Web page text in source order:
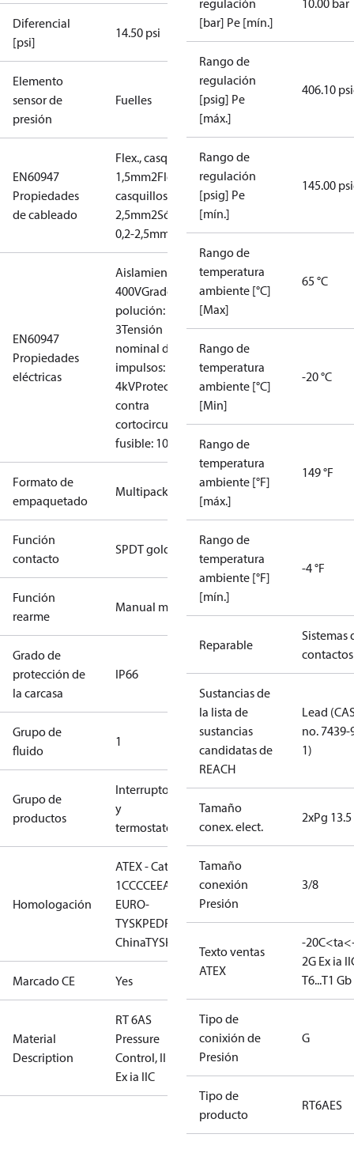
Diferencial
[psi]
14.50 psi
Elemento
sensor de
presión
Fuelles
EN60947
Propiedades
de cableado
Flex., casquillos: 0,2-
1,5mm2Flex., sin
casquillos: 0,2-
2,5mm2Sólido/trenzado:
0,2-2,5mm2
EN60947
Propiedades
eléctricas
Aislamiento:
400VGrado de
polución:
3Tensión
nominal de
impulsos:
4kVProtección
contra
cortocircuito,
fusible: 10A
Formato de
empaquetado
Multipack
Función
contacto
SPDT gold
Función
rearme
Manual máx.
Grado de
protección de
la carcasa
IP66
Grupo de
fluido
1
Grupo de
productos
Interruptores
y
termostatos
Homologación
ATEX - Cat. 2 - Zone
1CCCCEEAC
LLC CDC
EURO-
TYSKPEDRMRSRoHSRoHS
ChinaTYSK
Marcado CE Yes
Material
Description
RT 6AS
Pressure
Control, II 2G
Ex ia IIC
regulación
[bar] Pe [mín.]
10.00 bar
Rango de
regulación
[psig] Pe
[máx.]
406.10
Rango de
regulación
[psig] Pe
[mín.]
145.00
Rango de
temperatura
ambiente [°C]
[Max]
65 °C
Rango de
temperatura
ambiente [°C]
[Min]
-20 °C
Rango de
temperatura
ambiente [°F]
[máx.]
149 °F
Rango de
temperatura
ambiente [°F]
[mín.]
-4 °F
Reparable
Sistemas
contactos
Sustancias de
la lista de
sustancias
candidatas de
REACH
Lead
no. 7439-
1)
Tamaño
conex. elect.
2xPg 13.5
Tamaño
conexión
Presión
3/8
Texto ventas
ATEX
-
2G Ex ia
T6...T1 Gb
Tipo de
conixión de
Presión
G
Tipo de
producto
RT6AES